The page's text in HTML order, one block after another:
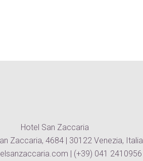
Hotel San Zaccaria
Zaccaria, 4684 | 30122 Venezia, Italia
| (+39) 041 2410956